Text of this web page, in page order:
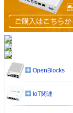
OpenBlocks
IoT関連